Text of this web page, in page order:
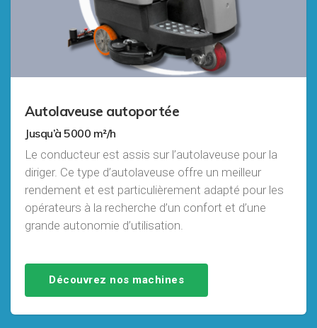
Autolaveuse autoportée
Jusqu’à 5000 m²/h
Le conducteur est assis sur l’autolaveuse pour la
diriger. Ce type d’autolaveuse offre un meilleur
rendement et est particulièrement adapté pour les
opérateurs à la recherche d’un confort et d’une
grande autonomie d’utilisation.
Découvrez nos machines